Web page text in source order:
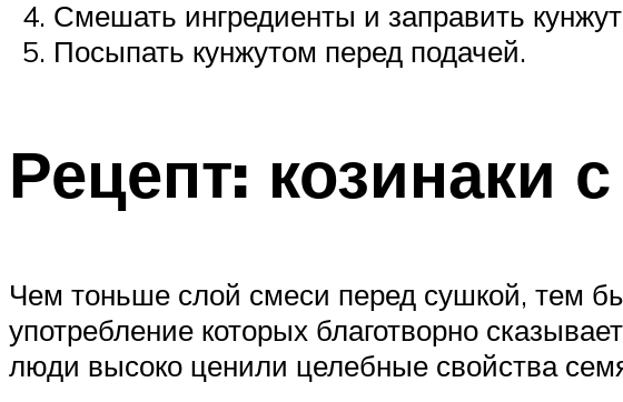
Смешать ингредиенты и заправить
Посыпать кунжутом перед подачей.
Рецепт: козинаки
Чем тоньше слой смеси перед сушкой, тем
употребление которых благотворно
люди высоко ценили целебные свойства